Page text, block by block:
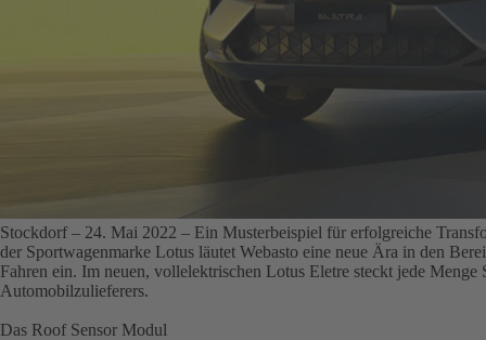
Stockdorf – 24. Mai 2022 – Ein Musterbeispiel für erfolgreiche
der Sportwagenmarke Lotus läutet Webasto eine neue Ära in den
Fahren ein. Im neuen, vollelektrischen Lotus Eletre steckt jede Menge
Automobilzulieferers.
Das Roof Sensor Modul